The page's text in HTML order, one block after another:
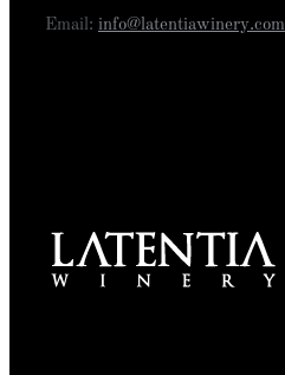
Email: info@latentiawinery.com